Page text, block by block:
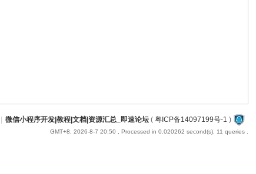
| 微信小程序开发|教程|文档|资源汇总_即速论坛( 粤ICP备14097199号-1 )
GMT+8, 2026-8-7 20:50 , Processed in 0.020262 second(s), 11 queries .